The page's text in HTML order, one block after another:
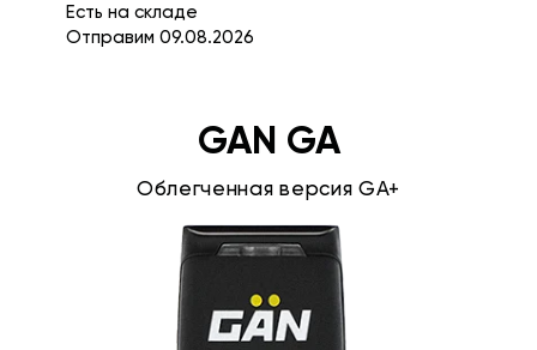
Есть на складе
Отправим 09.08.2026
GAN GA
Облегченная версия GA+